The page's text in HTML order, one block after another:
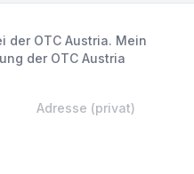
der OTC Austria. Mein
der OTC Austria
Adresse (privat)